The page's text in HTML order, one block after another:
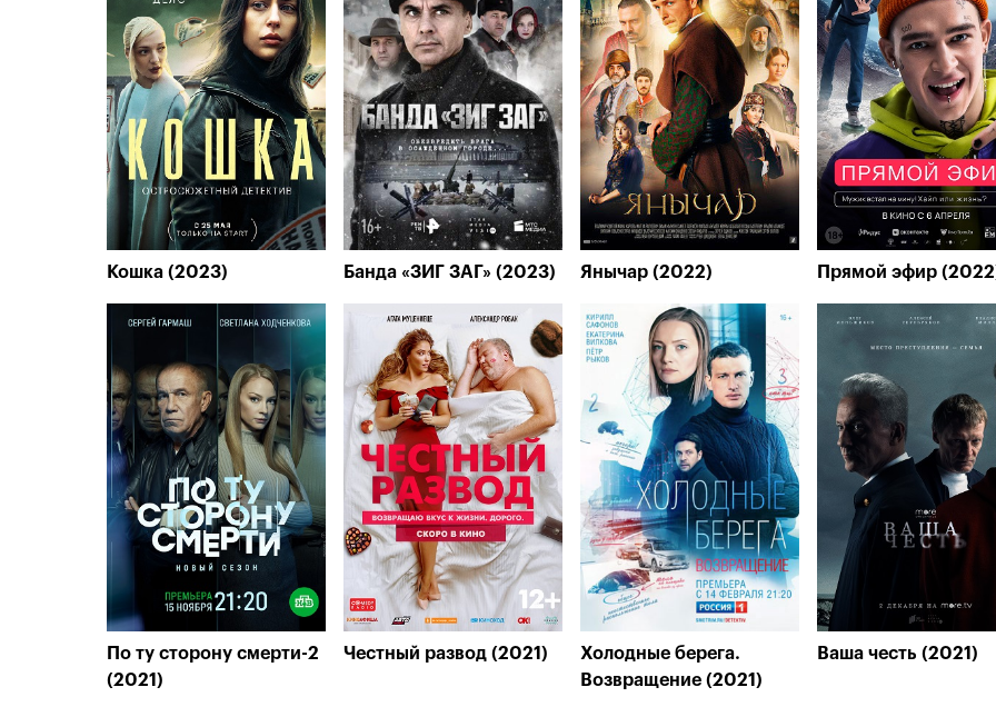
Кошка (2023) Банда «ЗИГ ЗАГ» (2023) Янычар (2022) Прямой эфир
По ту сторону смерти-2
(2021)
Честный развод (2021)
Холодные берега.
Возвращение (2021)
Ваша честь (2021)